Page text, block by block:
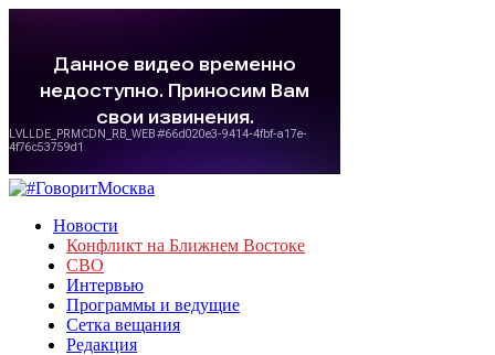
Новости
Конфликт на Ближнем Востоке
СВО
Интервью
Программы и ведущие
Сетка вещания
Редакция